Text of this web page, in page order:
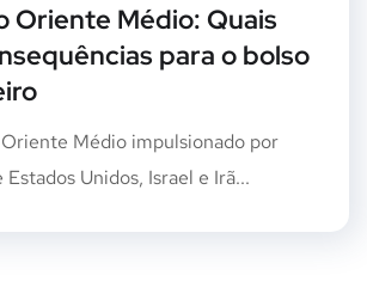
Oriente Médio: Quais
para o bolso
Médio impulsionado por
Unidos, Israel e Irã...